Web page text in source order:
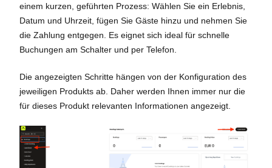
einem kurzen, geführten Prozess: Wählen Sie ein Erlebnis,
Datum und Uhrzeit, fügen Sie Gäste hinzu und nehmen Sie
die Zahlung entgegen. Es eignet sich ideal für schnelle
Buchungen am Schalter und per Telefon.
Die angezeigten Schritte hängen von der Konfiguration des
jeweiligen Produkts ab. Daher werden Ihnen immer nur die
für dieses Produkt relevanten Informationen angezeigt.